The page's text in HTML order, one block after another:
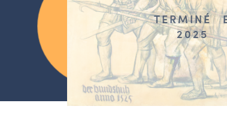
TERMINÉ
2025